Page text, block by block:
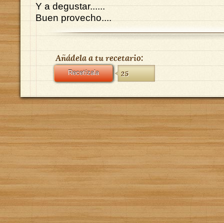
Y a degustar......
Buen provecho....
Añádela a tu recetario:
Recetízala 25